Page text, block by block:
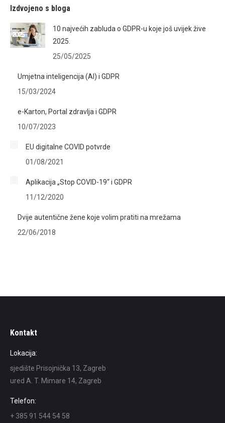
Izdvojeno s bloga
10 najvećih zabluda o GDPR-u koje još uvijek žive
2025.
25/05/2025
Umjetna inteligencija (AI) i GDPR
15/03/2024
e-Karton, Portal zdravlja i GDPR
10/07/2023
EU digitalne COVID potvrde
01/08/2021
Aplikacija „Stop COVID-19“ i GDPR
11/12/2020
Dvije autentične žene koje volim pratiti na mrežama
22/06/2018
Kontakt
Lokacija:
sjedište Prisojnička 13, Zagreb
ured A. T. Mimare 14, Zagreb
Telefon:
+ 385 91 544 54 58